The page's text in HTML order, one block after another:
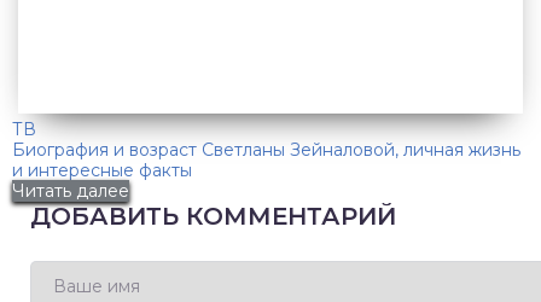
ТВ
Биография и возраст Светланы Зейналовой, личная жизнь
и интересные факты
Читать далее
ДОБАВИТЬ КОММЕНТАРИЙ